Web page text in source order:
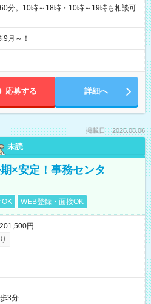
。10時～18時・10時～19時も相談可
月～！
応募する 詳細へ
掲載日：2026.08.06
未読
×安定！事務センタ
OK WEB登録・面接OK
円
3分